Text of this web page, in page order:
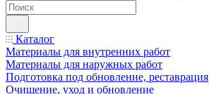
Каталог
Материалы для внутренних работ
Материалы для наружных работ
Подготовка под обновление, реставрация
Очищение, уход и обновление